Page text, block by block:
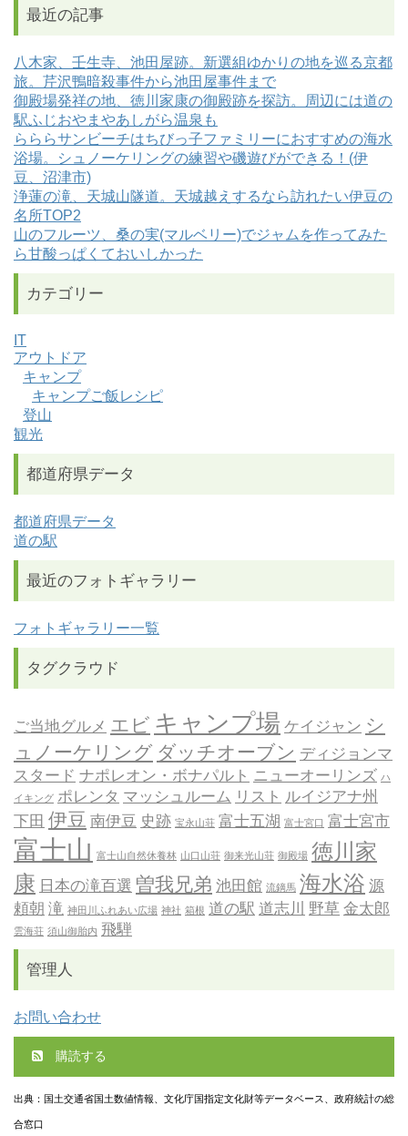
最近の記事
八木家、壬生寺、池田屋跡。新選組ゆかりの地を巡る京都
旅。芹沢鴨暗殺事件から池田屋事件まで
御殿場発祥の地、徳川家康の御殿跡を探訪。周辺には道の
駅ふじおやまやあしがら温泉も
らららサンビーチはちびっ子ファミリーにおすすめの海水
浴場。シュノーケリングの練習や磯遊びができる！(伊
豆、沼津市)
浄蓮の滝、天城山隧道。天城越えするなら訪れたい伊豆の
名所TOP2
山のフルーツ、桑の実(マルベリー)でジャムを作ってみた
ら甘酸っぱくておいしかった
カテゴリー
IT
アウトドア
キャンプ
キャンプご飯レシピ
登山
観光
都道府県データ
都道府県データ
道の駅
最近のフォトギャラリー
フォトギャラリー一覧
タグクラウド
ご当地グルメ エビ キャンプ場 ケイジャン シ
ュノーケリング ダッチオーブン ディジョンマ
スタード ナポレオン・ボナパルト ニューオーリンズ ハ
イキング ポレンタ マッシュルーム リスト ルイジアナ州
下田 伊豆 南伊豆 史跡 宝永山荘 富士五湖 富士宮口 富士宮市
富士山 富士山自然休養林 山口山荘 御来光山荘 御殿場 徳川家
康 日本の滝百選 曽我兄弟 池田館 流鏑馬 海水浴 源
頼朝 滝 神田川ふれあい広場 神社 箱根 道の駅 道志川 野草 金太郎
雲海荘 須山御胎内 飛騨
管理人
お問い合わせ
購読する
出典：国土交通省国土数値情報、文化庁国指定文化財等データベース、政府統計の総
合窓口